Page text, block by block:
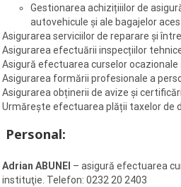
Gestionarea achizițiiilor de
autovehicule și ale bagajelor
Asigurarea serviciilor de reparare și
Asigurarea efectuării inspecțiilor
Asigură efectuarea curselor
Asigurarea formării profesionale a
Asigurarea obținerii de avize și
Urmărește efectuarea plății taxelor de
Personal:
Adrian ABUNEI – asigură efectuarea
instituţie. Telefon: 0232 20 2403